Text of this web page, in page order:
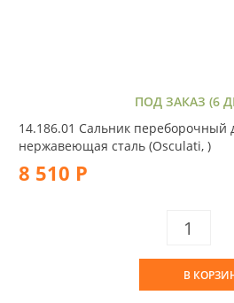
ПОД ЗАКАЗ (6
14.186.01 Сальник переборочный
нержавеющая сталь (Osculati, )
8 510 Р
В